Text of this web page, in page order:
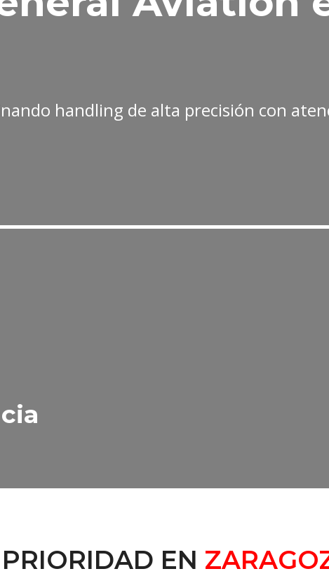
handling de alta precisión con
EN